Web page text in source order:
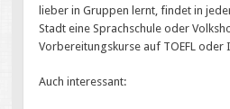
lieber in Gruppen lernt, findet in
Stadt eine Sprachschule oder
Vorbereitungskurse auf TOEFL oder
Auch interessant: